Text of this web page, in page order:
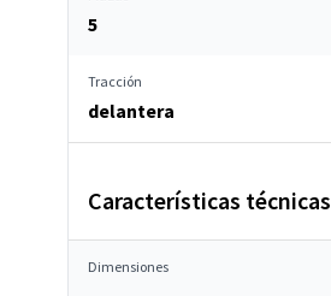
5
Tracción
delantera
Características técnicas
Dimensiones